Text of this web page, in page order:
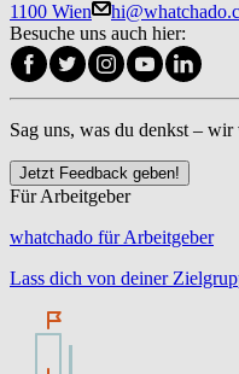
1100 Wien
Besuche uns auch hier:
Sag uns, was du denkst – wir
Jetzt Feedback geben!
Für Arbeitgeber
whatchado für Arbeitgeber
Lass dich von deiner